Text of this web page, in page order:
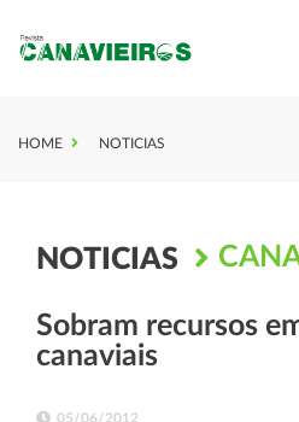
HOME NOTICIAS
NOTICIAS
Sobram recursos
canaviais
05/06/2012